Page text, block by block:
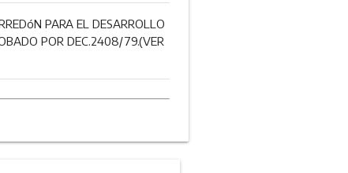
PARA EL DESARROLLO
POR DE­C.2408/79.(VER